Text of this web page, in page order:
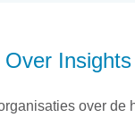
Over Insights
over de